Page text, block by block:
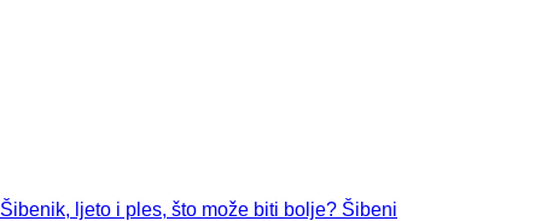
Šibenik, ljeto i ples, što može biti bolje? Šibeni